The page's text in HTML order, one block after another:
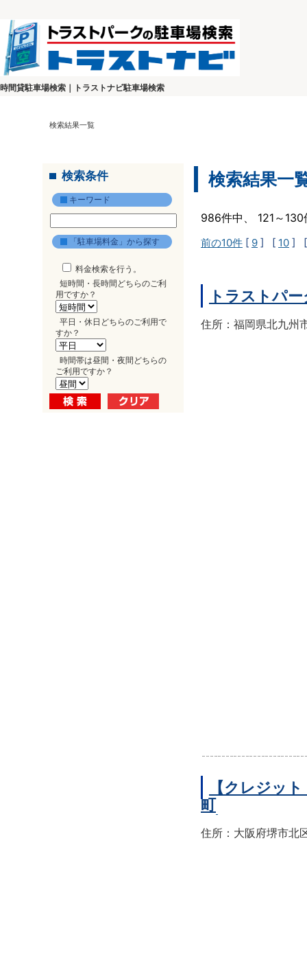
時間貸駐車場検索｜トラストナビ駐車場検索
検索結果一覧
検索条件
キーワード
「駐車場料金」から探す
料金検索を行う。
短時間・長時間どちらのご利
用ですか？
平日・休日どちらのご利用で
すか？
時間帯は昼間・夜間どちらの
ご利用ですか？
検索結果一
986件中、 121～
前の10件 [ 9 ] [ 10 ]
トラストパ
住所：福岡県北九州
【クレジッ
町
住所：大阪府堺市北